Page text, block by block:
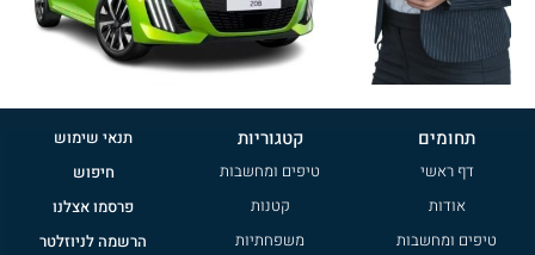
תחומים
דף ראשי
אודות
טיפים ומחשבות
קטגוריות
טיפים ומחשבות
קטנות
משפחתיות
תנאי שימוש
חיפוש
פרסמו אצלנו
הרשמה לניוזלטר